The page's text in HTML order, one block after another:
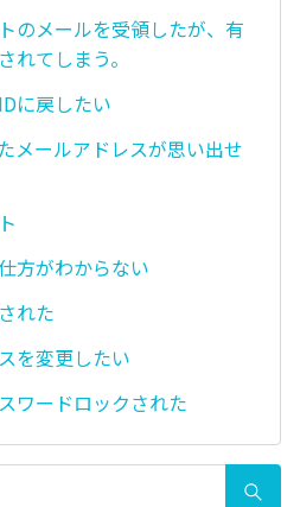
のメールを受領したが、有
れてしまう。
に戻したい
メールアドレスが思い出せ
方がわからない
れた
を変更したい
ワードロックされた